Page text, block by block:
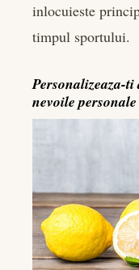
inlocuieste
timpul sportului.
Personalizeaza-
nevoile personale